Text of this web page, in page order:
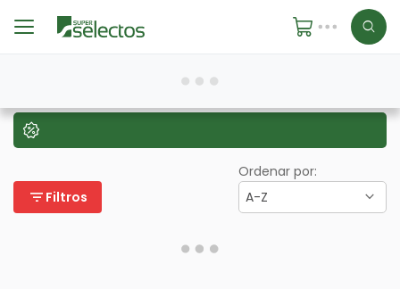
filter_list Filtros
Ordenar por:
A-Z